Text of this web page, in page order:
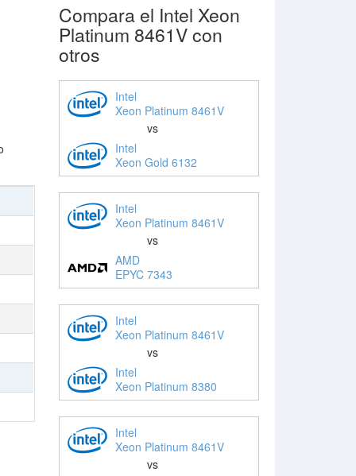
Compara el Intel Xeon
Platinum 8461V con
otros
Intel
Xeon Platinum 8461V
vs
Intel
Xeon Gold 6132
Intel
Xeon Platinum 8461V
vs
AMD
EPYC 7343
Intel
Xeon Platinum 8461V
vs
Intel
Xeon Platinum 8380
Intel
Xeon Platinum 8461V
vs